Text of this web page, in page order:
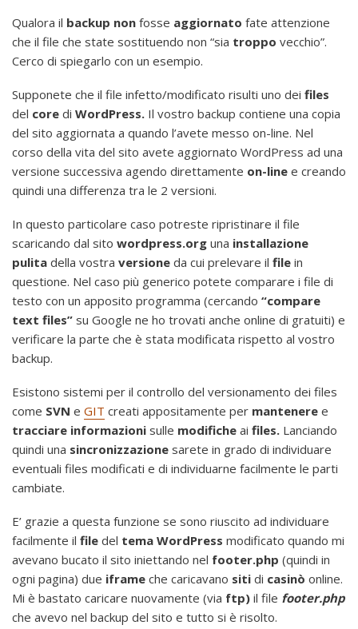
Qualora il backup non fosse aggiornato fate attenzione
che il file che state sostituendo non “sia troppo vecchio”.
Cerco di spiegarlo con un esempio.
Supponete che il file infetto/modificato risulti uno dei files
del core di WordPress. Il vostro backup contiene una copia
del sito aggiornata a quando l’avete messo on-line. Nel
corso della vita del sito avete aggiornato WordPress ad una
versione successiva agendo direttamente on-line e creando
quindi una differenza tra le 2 versioni.
In questo particolare caso potreste ripristinare il file
scaricando dal sito wordpress.org una installazione
pulita della vostra versione da cui prelevare il file in
questione. Nel caso più generico potete comparare i file di
testo con un apposito programma (cercando “compare
text files” su Google ne ho trovati anche online di gratuiti) e
verificare la parte che è stata modificata rispetto al vostro
backup.
Esistono sistemi per il controllo del versionamento dei files
come SVN e GIT creati appositamente per mantenere e
tracciare informazioni sulle modifiche ai files. Lanciando
quindi una sincronizzazione sarete in grado di individuare
eventuali files modificati e di individuarne facilmente le parti
cambiate.
E’ grazie a questa funzione se sono riuscito ad individuare
facilmente il file del tema WordPress modificato quando mi
avevano bucato il sito iniettando nel footer.php (quindi in
ogni pagina) due iframe che caricavano siti di casinò online.
Mi è bastato caricare nuovamente (via ftp) il file footer.php
che avevo nel backup del sito e tutto si è risolto.